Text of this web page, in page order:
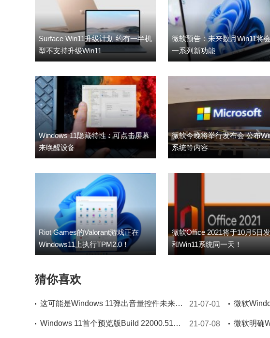
Surface Win11升级计划 约有一半机
型不支持升级Win11
微软预告：未来数月Win11将
一系列新功能
Windows 11隐藏特性：可点击屏幕
来唤醒设备
微软今晚将举行发布会 公布
系统等内容
Riot Games的Valorant游戏正在
Windows11上执行TPM2.0！
微软Office 2021将于10月5日
和Win11系统同一天！
猜你喜欢
这可能是Windows 11弹出音量控件未来的样貌 21-07-01
Windows 11首个预览版Build 22000.51发布 21-07-08
微软